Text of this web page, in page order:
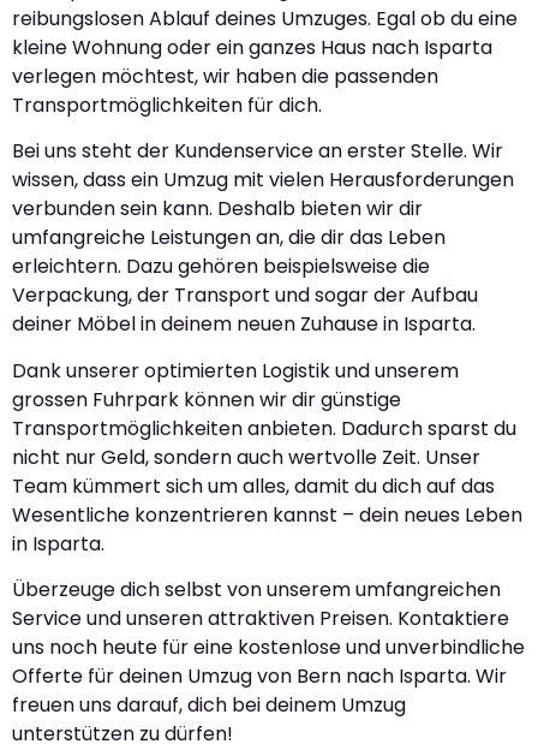
reibungslosen Ablauf deines Umzuges. Egal ob du eine
kleine Wohnung oder ein ganzes Haus nach Isparta
verlegen möchtest, wir haben die passenden
Transportmöglichkeiten für dich.
Bei uns steht der Kundenservice an erster Stelle. Wir
wissen, dass ein Umzug mit vielen Herausforderungen
verbunden sein kann. Deshalb bieten wir dir
umfangreiche Leistungen an, die dir das Leben
erleichtern. Dazu gehören beispielsweise die
Verpackung, der Transport und sogar der Aufbau
deiner Möbel in deinem neuen Zuhause in Isparta.
Dank unserer optimierten Logistik und unserem
grossen Fuhrpark können wir dir günstige
Transportmöglichkeiten anbieten. Dadurch sparst du
nicht nur Geld, sondern auch wertvolle Zeit. Unser
Team kümmert sich um alles, damit du dich auf das
Wesentliche konzentrieren kannst – dein neues Leben
in Isparta.
Überzeuge dich selbst von unserem umfangreichen
Service und unseren attraktiven Preisen. Kontaktiere
uns noch heute für eine kostenlose und unverbindliche
Offerte für deinen Umzug von Bern nach Isparta. Wir
freuen uns darauf, dich bei deinem Umzug
unterstützen zu dürfen!